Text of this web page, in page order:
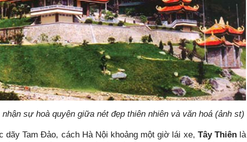
sự hoà quyện giữa nét đẹp thiên nhiên và văn hoá (ảnh st)
dãy Tam Đảo, cách Hà Nội khoảng một giờ lái xe, Tây Thiênlà